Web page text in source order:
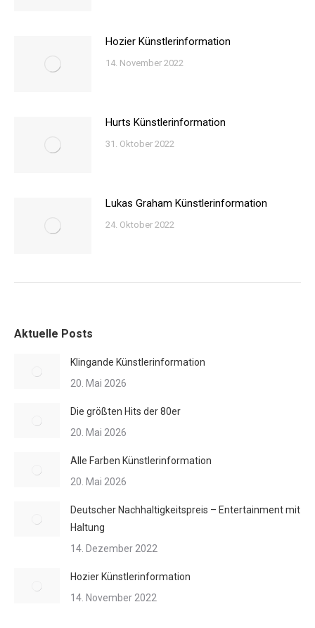
Hozier Künstlerinformation
14. November 2022
Hurts Künstlerinformation
31. Oktober 2022
Lukas Graham Künstlerinformation
24. Oktober 2022
Aktuelle Posts
Klingande Künstlerinformation
20. Mai 2026
Die größten Hits der 80er
20. Mai 2026
Alle Farben Künstlerinformation
20. Mai 2026
Deutscher Nachhaltigkeitspreis – Entertainment mit
Haltung
14. Dezember 2022
Hozier Künstlerinformation
14. November 2022